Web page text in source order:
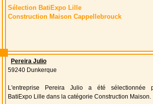
Sélection BatiExpo Lille
Construction Maison Cappellebrouck
Pereira Julio
59240 Dunkerque
L'entreprise Pereira Julio a été sélectionnée
BatiExpo Lille dans la catégorie Construction Maison.